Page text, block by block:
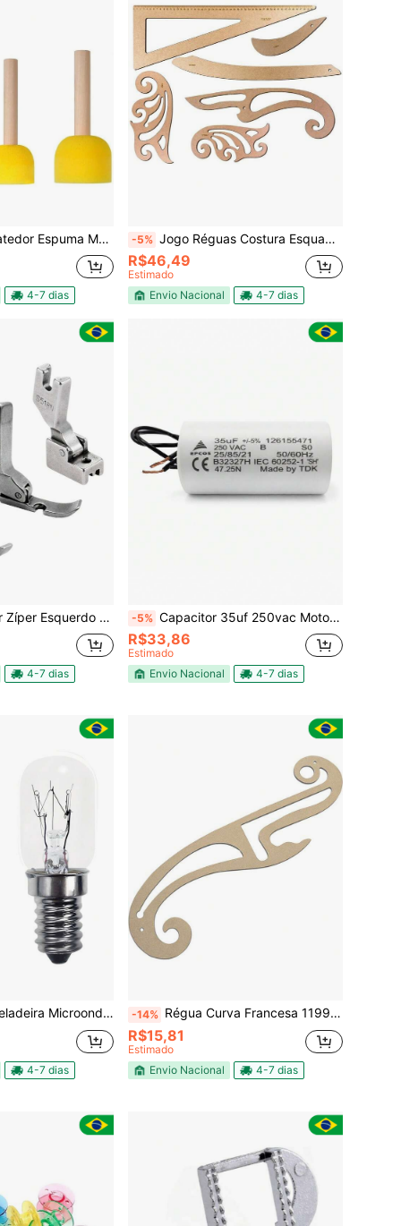
Mousse Pintura Estencil Textura
4-7 dias
-5% Jogo Réguas Costura Esquadro Curva Francesa Modelista Moldes
R$46,49
Estimado
Envio Nacional
4-7 dias
Direito Invisível Costura Industr
4-7 dias
-5% Capacitor 35uf 250vac Motor Ventilador Ar Condicionado
R$33,86
Estimado
Envio Nacional
4-7 dias
TU22-E14 15w 110V Sadokin
4-7 dias
-14% Régua Curva Francesa 1199 Modelista Costura Confecção Mdf.
R$15,81
Estimado
Envio Nacional
4-7 dias